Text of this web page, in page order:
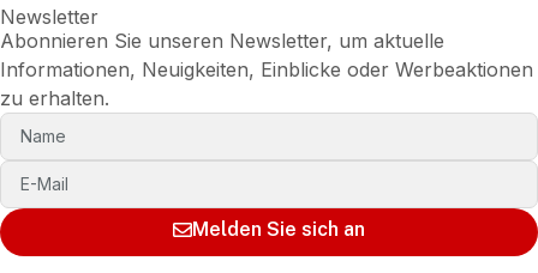
Newsletter
Abonnieren Sie unseren Newsletter, um aktuelle
Informationen, Neuigkeiten, Einblicke oder Werbeaktionen
zu erhalten.
Melden Sie sich an